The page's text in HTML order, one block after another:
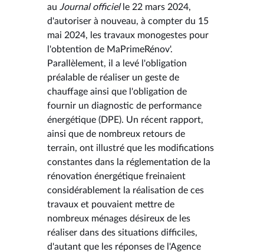
au Journal officielle 22 mars 2024,
d'autoriser à nouveau, à compter du 15
mai 2024, les travaux monogestes pour
l'obtention de MaPrimeRénov'.
Parallèlement, il a levé l'obligation
préalable de réaliser un geste de
chauffage ainsi que l'obligation de
fournir un diagnostic de performance
énergétique (DPE). Un récent rapport,
ainsi que de nombreux retours de
terrain, ont illustré que les modifications
constantes dans la réglementation de la
rénovation énergétique freinaient
considérablement la réalisation de ces
travaux et pouvaient mettre de
nombreux ménages désireux de les
réaliser dans des situations difficiles,
d'autant que les réponses de l'Agence